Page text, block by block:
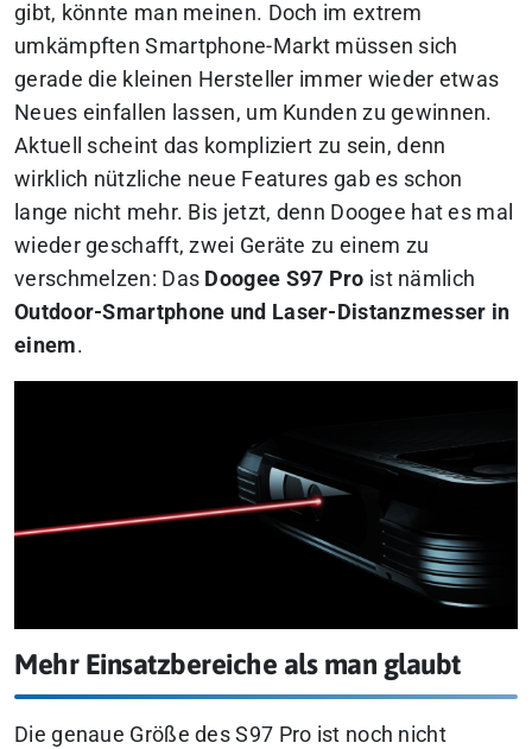
gibt, könnte man meinen. Doch im extrem
umkämpften Smartphone-Markt müssen sich
gerade die kleinen Hersteller immer wieder etwas
Neues einfallen lassen, um Kunden zu gewinnen.
Aktuell scheint das kompliziert zu sein, denn
wirklich nützliche neue Features gab es schon
lange nicht mehr. Bis jetzt, denn Doogee hat es mal
wieder geschafft, zwei Geräte zu einem zu
verschmelzen: Das Doogee S97 Pro ist nämlich
Outdoor-Smartphone und Laser-Distanzmesser in
einem.
Mehr Einsatzbereiche als man glaubt
Die genaue Größe des S97 Pro ist noch nicht